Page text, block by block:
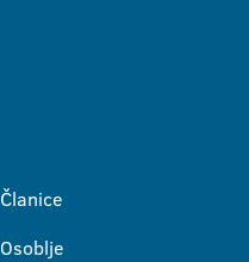
Članice
Osoblje